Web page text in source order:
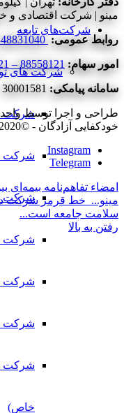
شرکت‌های تابعه
شرکت های
شرکت
شرکت
شرکت
شرکت
شرکت
شرکت
شرکت
خاص)
مینو | شرکت اقتصادی و
روابط عمومی:
امور سهام: 88558121 – 021
سامانه پیامکی:
طراحی و اجرا توسط
خودکفایی آزادگان - ©2020 کلیه حقوق محفوظ می‌باشد
Instagram
Telegram
امضاء تفاهم‌نامه
مینو... خط قرمز شرکت
سلامت جامعه است...
رفتن به بالا